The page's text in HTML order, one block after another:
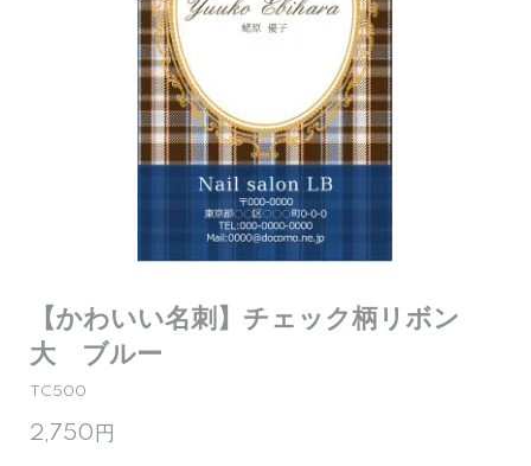
【かわいい名刺】チェック柄リボン
大 ブルー
TC500
2,750円